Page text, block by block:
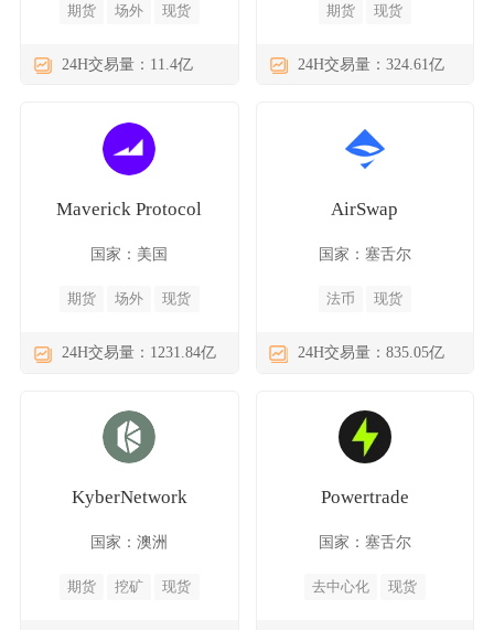
期货 场外 现货
24H交易量：11.4亿
期货 现货
24H交易量：324.61亿
Maverick Protocol
国家：美国
期货 场外 现货
24H交易量：1231.84亿
AirSwap
国家：塞舌尔
法币 现货
24H交易量：835.05亿
KyberNetwork
国家：澳洲
期货 挖矿 现货
Powertrade
国家：塞舌尔
去中心化 现货